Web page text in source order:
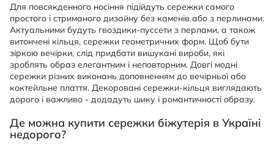
Для повсякденного носіння підійдуть сережки самого
простого і стриманого дизайну без каменів або з перлинами.
Актуальними будуть гвоздики-пуссети з перлами, а також
витончені кільця, сережки геометричних форм. Щоб бути
зіркою вечірки, слід придбати вишукані вироби, які
зроблять образ елегантним і неповторним. Довгі модні
сережки різних виконань доповненням до вечірньої або
коктейльне плаття. Декоровані сережки-кільця виглядають
дорого і важливо - додадуть шику і романтичності образу.
Де можна купити сережки біжутерія в Україні
недорого?